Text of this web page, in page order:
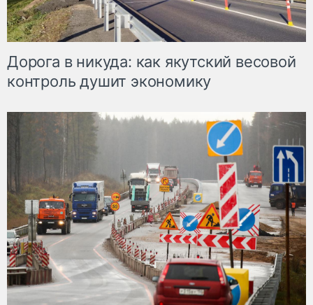
Дорога в никуда: как якутский весовой
контроль душит экономику